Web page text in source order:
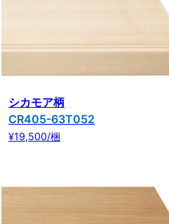
シカモア柄
CR405-63T052
¥19,500/梱